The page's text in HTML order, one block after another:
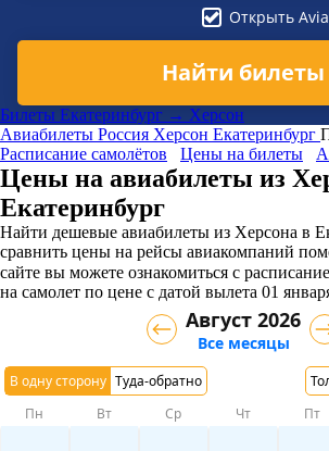
Открыть
Найти билеты
Билеты Екатеринбург → Херсон
Авиабилеты Россия Херсон Екатеринбург
Расписание самолётов
Цены на билеты
Цены на авиабилеты из
Екатеринбург
Найти дешевые авиабилеты из Херсона в
сравнить цены на рейсы авиакомпаний
сайте вы можете ознакомиться с
на самолет по цене с датой вылета 01
В одну сторону Туда-обратно
Август 2026
Все месяцы
Пн Вт Ср Чт Пт